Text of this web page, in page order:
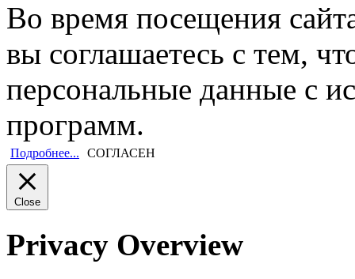
Во время посещения
вы соглашаетесь с тем,
персональные данные с
программ.
Подробнее... СОГЛАСЕН
Close
Privacy Overview